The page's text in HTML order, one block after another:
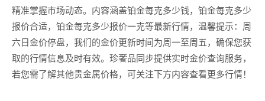
精准掌握市场动态。内容涵盖铂金每克多少钱，铂金每克多少
报价合适，铂金每克多少报价一克等最新行情，温馨提示：周
六日金价停盘，我们的金价更新时间为周一至周五，确保您获
取的行情信息及时有效。珍奢品同步提供实时金价查询服务，
若您需了解其他贵金属价格，可关注下方内容查看更多行情！